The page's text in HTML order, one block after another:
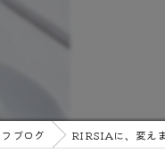
ブログ RIRSIAに、変え